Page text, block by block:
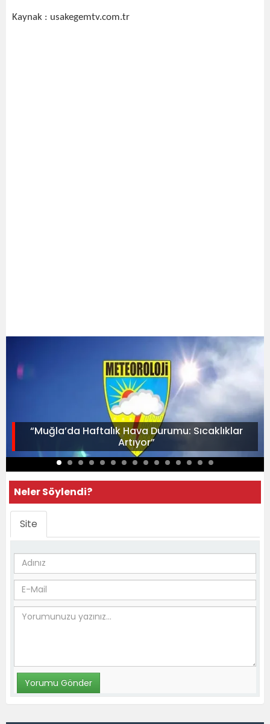
Kaynak : usakegemtv.com.tr
“Muğla’da Haftalık Hava Durumu: Sıcaklıklar
Artıyor”
Neler Söylendi?
Site